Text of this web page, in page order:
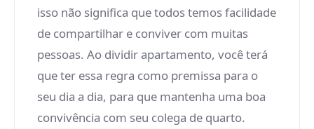
isso não significa que todos temos facilidade
de compartilhar e conviver com muitas
pessoas. Ao dividir apartamento, você terá
que ter essa regra como premissa para o
seu dia a dia, para que mantenha uma boa
convivência com seu colega de quarto.